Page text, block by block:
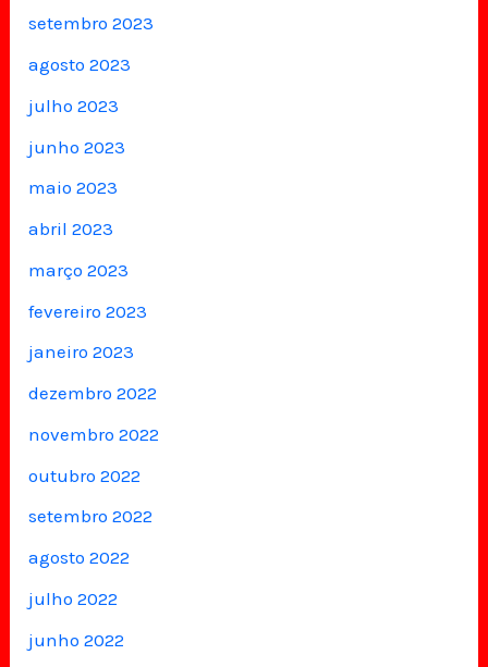
setembro 2023
agosto 2023
julho 2023
junho 2023
maio 2023
abril 2023
março 2023
fevereiro 2023
janeiro 2023
dezembro 2022
novembro 2022
outubro 2022
setembro 2022
agosto 2022
julho 2022
junho 2022